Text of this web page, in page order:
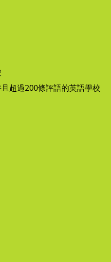
超過200條評語的英語學校